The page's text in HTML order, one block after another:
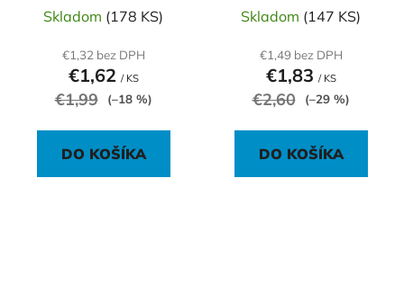
Skladom (178 KS)
€1,32 bez DPH
€1,62 / KS
€1,99 (–18 %)
DO KOŠÍKA
Skladom (147 KS)
€1,49 bez DPH
€1,83 / KS
€2,60 (–29 %)
DO KOŠÍKA